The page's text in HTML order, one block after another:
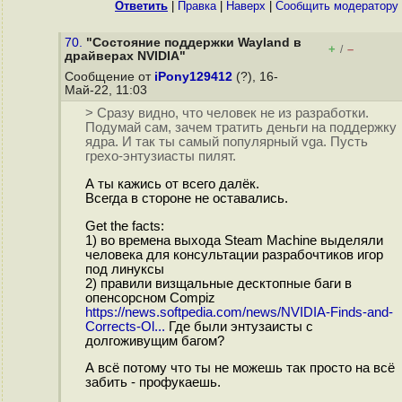
Ответить Правка| Наверх Cообщить модератору
70. "Состояние поддержки Wayland в
драйверах NVIDIA"
+ / –
Сообщение от iPony129412 (?), 16-
Май-22, 11:03
> Сразу видно, что человек не из разработки.
Подумай сам, зачем тратить деньги на поддержку
ядра. И так ты самый популярный vga. Пусть
грехо-энтузиасты пилят.
А ты кажись от всего далёк.
Всегда в стороне не оставались.
Get the facts:
1) во времена выхода Steam Machine выделяли
человека для консультации разрабочтиков игор
под линуксы
2) правили визщальные десктопные баги в
опенсорсном Compiz
https://news.softpedia.com/news/NVIDIA-Finds-and-
Corrects-Ol... Где были энтузаисты с
долгоживущим багом?
А всё потому что ты не можешь так просто на всё
забить - профукаешь.